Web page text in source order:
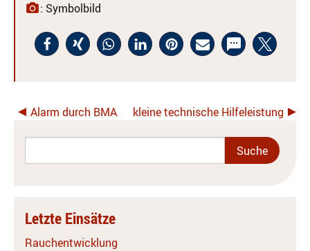
: Symbolbild
Alarm durch BMA kleine technische Hilfeleistung
Letzte Einsätze
Rauchentwicklung